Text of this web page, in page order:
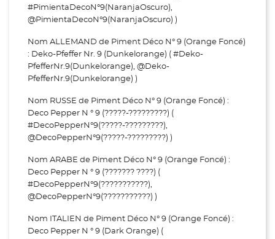
#PimientaDecoN°9(NaranjaOscuro),
@PimientaDecoN°9(NaranjaOscuro) )
Nom ALLEMAND de Piment Déco N° 9 (Orange Foncé)
: Deko-Pfeffer Nr. 9 (Dunkelorange) ( #Deko-
PfefferNr.9(Dunkelorange), @Deko-
PfefferNr.9(Dunkelorange) )
Nom RUSSE de Piment Déco N° 9 (Orange Foncé) :
Deco Pepper N ° 9 (?????-?????????) (
#DecoPepperN°9(?????-?????????),
@DecoPepperN°9(?????-?????????) )
Nom ARABE de Piment Déco N° 9 (Orange Foncé) :
Deco Pepper N ° 9 (??????? ????) (
#DecoPepperN°9(???????????),
@DecoPepperN°9(???????????) )
Nom ITALIEN de Piment Déco N° 9 (Orange Foncé) :
Deco Pepper N ° 9 (Dark Orange) (